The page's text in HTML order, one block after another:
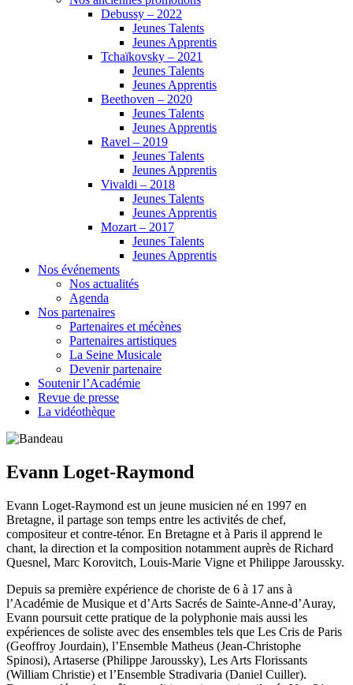
Debussy – 2022
Jeunes Talents
Jeunes Apprentis
Tchaïkovsky – 2021
Jeunes Talents
Jeunes Apprentis
Beethoven – 2020
Jeunes Talents
Jeunes Apprentis
Ravel – 2019
Jeunes Talents
Jeunes Apprentis
Vivaldi – 2018
Jeunes Talents
Jeunes Apprentis
Mozart – 2017
Jeunes Talents
Jeunes Apprentis
Nos événements
Nos actualités
Agenda
Nos partenaires
Partenaires et mécènes
Partenaires artistiques
La Seine Musicale
Devenir partenaire
Soutenir l’Académie
Revue de presse
La vidéothèque
Evann Loget-Raymond
Evann Loget-Raymond est un jeune musicien né en 1997 en
Bretagne, il partage son temps entre les activités de chef,
compositeur et contre-ténor. En Bretagne et à Paris il apprend le
chant, la direction et la composition notamment auprès de Richard
Quesnel, Marc Korovitch, Louis-Marie Vigne et Philippe Jaroussky.
Depuis sa première expérience de choriste de 6 à 17 ans à
l’Académie de Musique et d’Arts Sacrés de Sainte-Anne-d’Auray,
Evann poursuit cette pratique de la polyphonie mais aussi les
expériences de soliste avec des ensembles tels que Les Cris de Paris
(Geoffroy Jourdain), l’Ensemble Matheus (Jean-Christophe
Spinosi), Artaserse (Philippe Jaroussky), Les Arts Florissants
(William Christie) et l’Ensemble Stradivaria (Daniel Cuiller).